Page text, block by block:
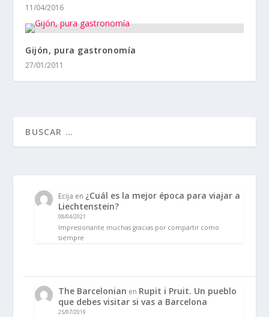
11/04/2016
Gijón, pura gastronomía
27/01/2011
Ecija en ¿Cuál es la mejor época para viajar a
Liechtenstein?
08/04/2021
Impresionante muchas gracias por compartir como
siempre
The Barcelonian en Rupit i Pruit. Un pueblo
que debes visitar si vas a Barcelona
25/07/2019